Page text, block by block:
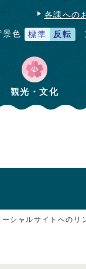
各課への
景色 標準 反転
観光・文化
ーシャルサイトへのリ